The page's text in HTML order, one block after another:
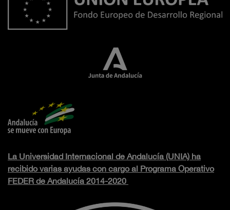
La Universidad Internacional de Andalucía (UNIA) ha
recibido varias ayudas con cargo al Programa Operativo
FEDER de Andalucía 2014-2020